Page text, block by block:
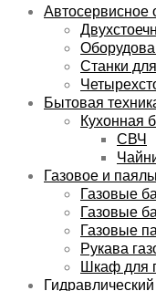
Автосервисное
Станки
Бытовая
Кухонная
СВЧ
Газовое и
Газовые
Газовые
Газовые
Рукава
Шкаф для